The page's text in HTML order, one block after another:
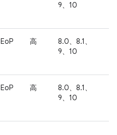
9、10
EoP 高
8.0、8.1、
9、10
EoP 高
8.0、8.1、
9、10